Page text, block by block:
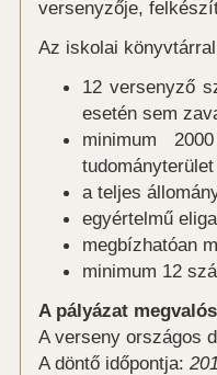
versenyzője,
Az iskolai
12 versenyző
esetén sem
minimum
a teljes
egyértelmű
megbízhatóan
minimum 12
A pályázat
A verseny országos
A döntő időpontja: